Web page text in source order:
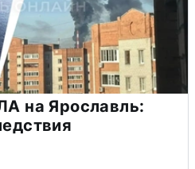
на Ярославль: